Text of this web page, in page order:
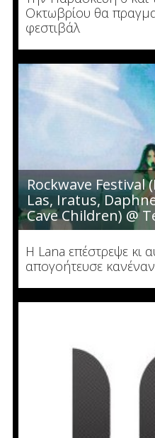
Οκτωβρίου θα
φεστιβάλ
Rockwave Festival
Las, Iratus,
Cave Children) @
Η Lana επέστρεψε κι
απογοήτευσε κανέναν